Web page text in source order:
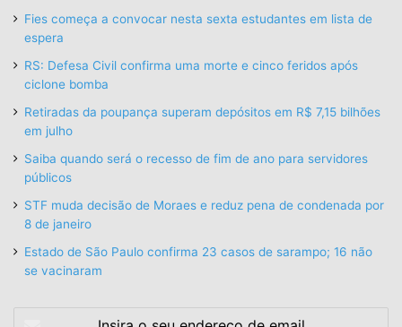
Fies começa a convocar nesta sexta estudantes em lista de
espera
RS: Defesa Civil confirma uma morte e cinco feridos após
ciclone bomba
Retiradas da poupança superam depósitos em R$ 7,15 bilhões
em julho
Saiba quando será o recesso de fim de ano para servidores
públicos
STF muda decisão de Moraes e reduz pena de condenada por
8 de janeiro
Estado de São Paulo confirma 23 casos de sarampo; 16 não
se vacinaram